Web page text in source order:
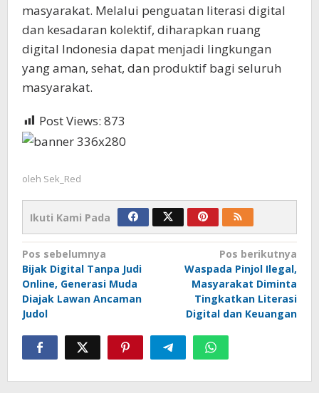
masyarakat. Melalui penguatan literasi digital
dan kesadaran kolektif, diharapkan ruang
digital Indonesia dapat menjadi lingkungan
yang aman, sehat, dan produktif bagi seluruh
masyarakat.
Post Views: 873
oleh Sek_Red
Ikuti Kami Pada
Navigasi
pos
Pos sebelumnya
Bijak Digital Tanpa Judi
Online, Generasi Muda
Diajak Lawan Ancaman
Judol
Pos berikutnya
Waspada Pinjol Ilegal,
Masyarakat Diminta
Tingkatkan Literasi
Digital dan Keuangan